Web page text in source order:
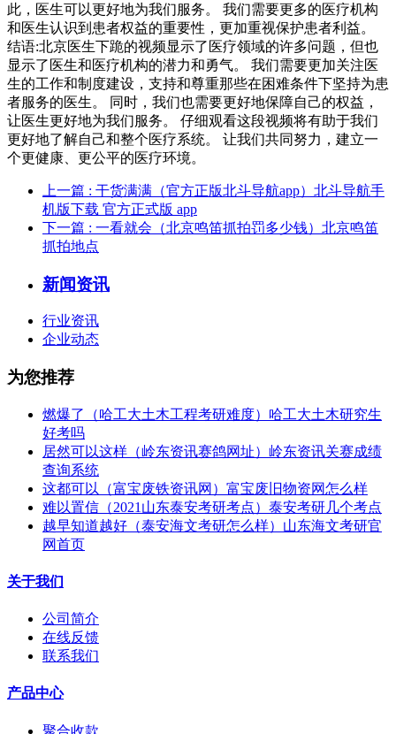
此，医生可以更好地为我们服务。 我们需要更多的医疗机构
和医生认识到患者权益的重要性，更加重视保护患者利益。
结语:北京医生下跪的视频显示了医疗领域的许多问题，但也
显示了医生和医疗机构的潜力和勇气。 我们需要更加关注医
生的工作和制度建设，支持和尊重那些在困难条件下坚持为患
者服务的医生。 同时，我们也需要更好地保障自己的权益，
让医生更好地为我们服务。 仔细观看这段视频将有助于我们
更好地了解自己和整个医疗系统。 让我们共同努力，建立一
个更健康、更公平的医疗环境。
上一篇 : 干货满满（官方正版北斗导航app）北斗导航手
机版下载 官方正式版 app
下一篇 : 一看就会（北京鸣笛抓拍罚多少钱）北京鸣笛
抓拍地点
新闻资讯
行业资讯
企业动态
为您推荐
燃爆了（哈工大土木工程考研难度）哈工大土木研究生
好考吗
居然可以这样（岭东资讯赛鸽网址）岭东资讯关赛成绩
查询系统
这都可以（富宝废铁资讯网）富宝废旧物资网怎么样
难以置信（2021山东泰安考研考点）泰安考研几个考点
越早知道越好（泰安海文考研怎么样）山东海文考研官
网首页
关于我们
公司简介
在线反馈
联系我们
产品中心
聚合收款